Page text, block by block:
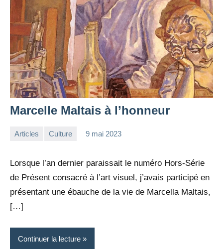
Marcelle Maltais à l’honneur
Articles Culture 9 mai 2023
Lorsque l’an dernier paraissait le numéro Hors-Série
de Présent consacré à l’art visuel, j’avais participé en
présentant une ébauche de la vie de Marcella Maltais,
[…]
Continuer la lecture